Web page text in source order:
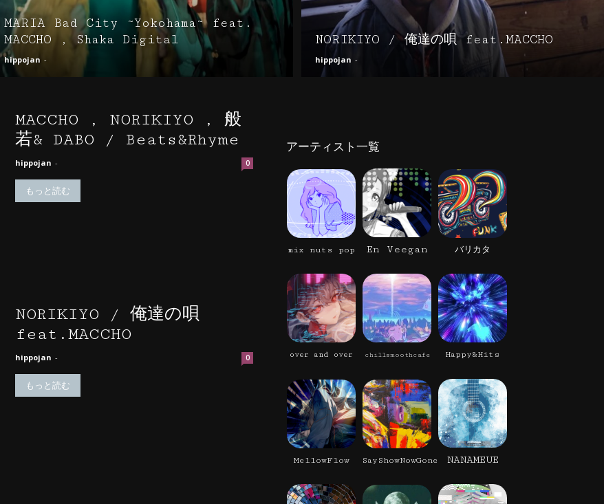
MARIA Bad City ~Yokohama~ feat.
MACCHO , Shaka Digital
hippojan -
NORIKIYO / 俺達の唄 feat.MACCHO
hippojan -
MACCHO , NORIKIYO , 般
若& DABO / Beats&Rhyme
hippojan - 0
もっと読む
NORIKIYO / 俺達の唄
feat.MACCHO
hippojan - 0
もっと読む
アーティスト一覧
mix nuts pop En Veegan バリカタ
over and over chillsmoothcafe Happy&Hits
MellowFlow SayShowNowGone NANAMEUE